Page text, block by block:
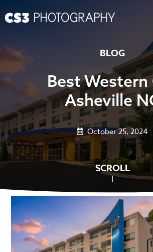
to
BLOG
Best Western
Asheville
October 25, 2024
SCROLL